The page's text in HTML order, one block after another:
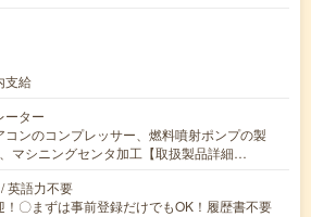
支給
ーター
コンのコンプレッサー、燃料噴射ポンプの製
マシニングセンタ加工【取扱製品詳細…
英語力不要
〇まずは事前登録だけでもOK！履歴書不要